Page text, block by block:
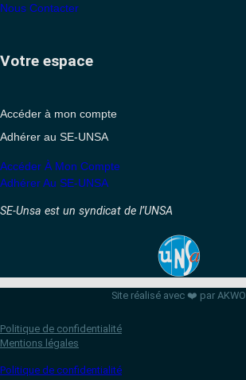
Nous Contacter
Votre espace
Accéder à mon compte
Adhérer au SE-UNSA
Accéder À Mon Compte
Adhérer Au SE-UNSA
SE-Unsa est un syndicat de l’UNSA
Site réalisé avec ❤️ par AKWO
Politique de confidentialité
Mentions légales
Politique de confidentialité